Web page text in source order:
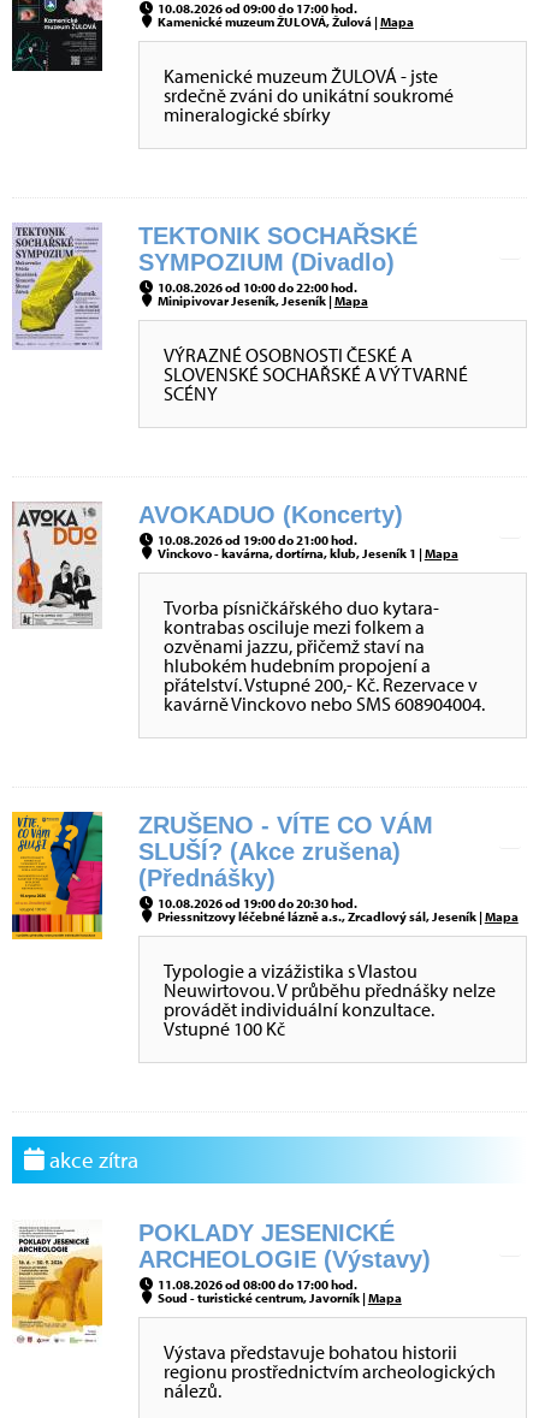
10.08.2026 od 09:00 do 17:00 hod.
Kamenické muzeum ŽULOVÁ, Žulová |Mapa
Kamenické muzeum ŽULOVÁ - jste
srdečně zváni do unikátní soukromé
mineralogické sbírky
TEKTONIK SOCHAŘSKÉ
SYMPOZIUM (Divadlo)
10.08.2026 od 10:00 do 22:00 hod.
Minipivovar Jeseník, Jeseník |Mapa
VÝRAZNÉ OSOBNOSTI ČESKÉ A
SLOVENSKÉ SOCHAŘSKÉ A VÝTVARNÉ
SCÉNY
AVOKADUO (Koncerty)
10.08.2026 od 19:00 do 21:00 hod.
Vinckovo - kavárna, dortírna, klub, Jeseník 1 |Mapa
Tvorba písničkářského duo kytara-
kontrabas osciluje mezi folkem a
ozvěnami jazzu, přičemž staví na
hlubokém hudebním propojení a
přátelství. Vstupné 200,- Kč. Rezervace v
kavárně Vinckovo nebo SMS 608904004.
ZRUŠENO - VÍTE CO VÁM
SLUŠÍ? (Akce zrušena)
(Přednášky)
10.08.2026 od 19:00 do 20:30 hod.
Priessnitzovy léčebné lázně a.s., Zrcadlový sál, Jeseník |Mapa
Typologie a vizážistika s Vlastou
Neuwirtovou. V průběhu přednášky nelze
provádět individuální konzultace.
Vstupné 100 Kč
akce zítra
POKLADY JESENICKÉ
ARCHEOLOGIE (Výstavy)
11.08.2026 od 08:00 do 17:00 hod.
Soud - turistické centrum, Javorník |Mapa
Výstava představuje bohatou historii
regionu prostřednictvím archeologických
nálezů.